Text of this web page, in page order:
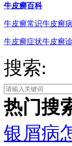
牛皮癣百科
牛皮癣常识牛皮癣
牛皮癣症状牛皮癣
搜索:
热门搜
银屑病